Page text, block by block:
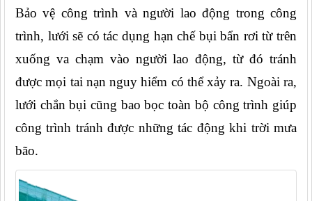
Bảo vệ công trình và người lao động trong công
trình, lưới sẽ có tác dụng hạn chế bụi bẩn rơi từ trên
xuống va chạm vào người lao động, từ đó tránh
được mọi tai nạn nguy hiểm có thể xảy ra. Ngoài ra,
lưới chắn bụi cũng bao bọc toàn bộ công trình giúp
công trình tránh được những tác động khi trời mưa
bão.